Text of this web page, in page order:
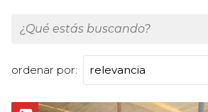
ordenar por: